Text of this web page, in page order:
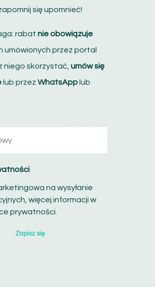
się upomnieć!
rabat nie obowiązuje
umówionych przez portal
niego skorzystać, umów się
lub przez WhatsApplub
na wysyłanie
więcej informacji w
prywatności.
Zapisz się